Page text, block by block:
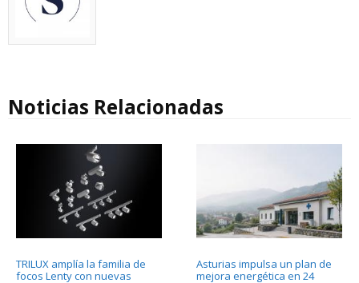
Noticias Relacionadas
TRILUX amplía la familia de
focos Lenty con nuevas
Asturias impulsa un plan de
mejora energética en 24